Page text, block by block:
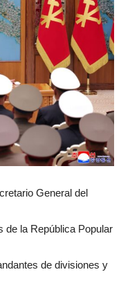
General del
de la República Popular
de divisiones y